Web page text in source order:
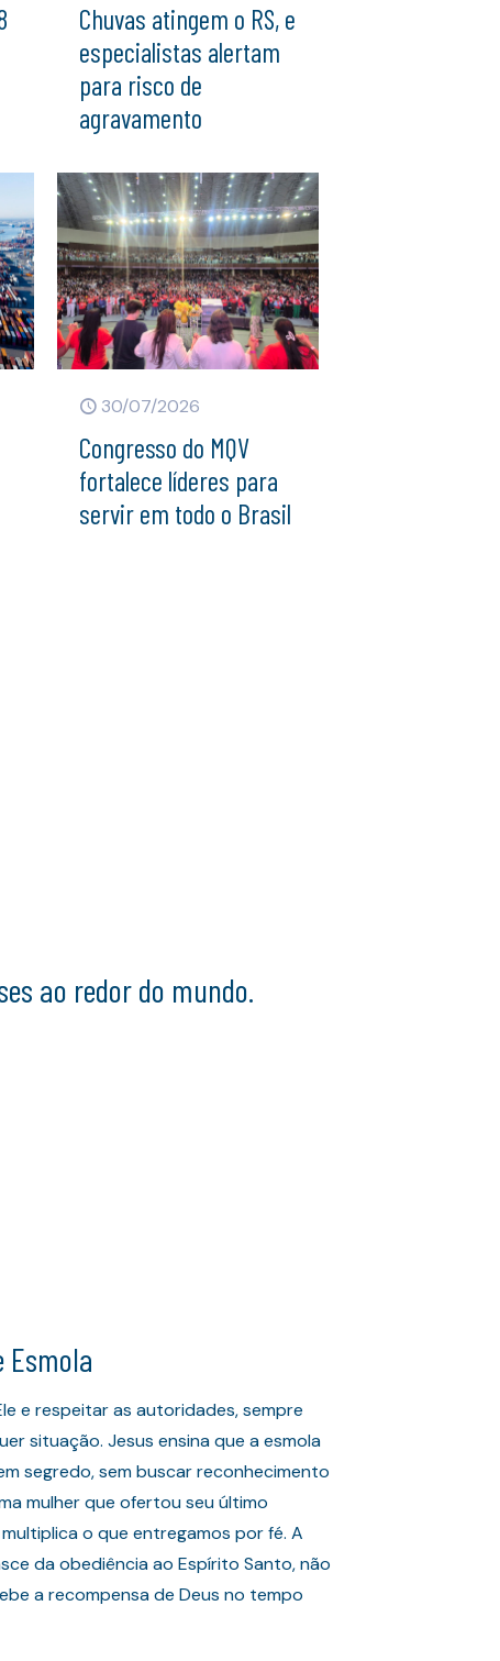
Chuvas atingem o RS, e
especialistas alertam
para risco de
agravamento
30/07/2026
Congresso do MQV
fortalece líderes para
servir em todo o Brasil
ao redor do mundo.
Esmola
e respeitar as autoridades, sempre
situação. Jesus ensina que a esmola
segredo, sem buscar reconhecimento
mulher que ofertou seu último
o que entregamos por fé. A
da obediência ao Espírito Santo, não
a recompensa de Deus no tempo